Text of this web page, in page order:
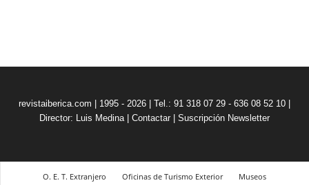
revistaiberica.com | 1995 - 2026 | Tel.: 91 318 07 29 - 636 08 52 10 |
Director: Luis Medina| Contactar Suscripción Newsletter
O. E. T. Extranjero Oficinas de Turismo Exterior Museos